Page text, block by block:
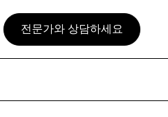
전문가와 상담하세요